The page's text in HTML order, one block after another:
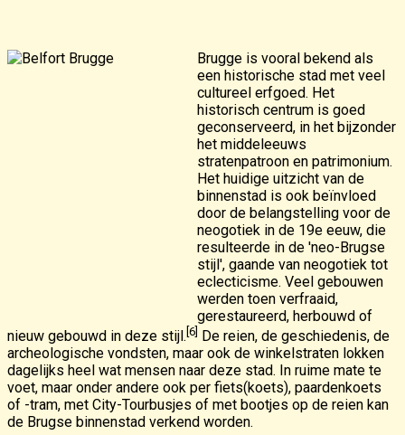
Brugge is vooral bekend als
een historische stad met veel
cultureel erfgoed. Het
historisch centrum is goed
geconserveerd, in het bijzonder
het middeleeuws
stratenpatroon en patrimonium.
Het huidige uitzicht van de
binnenstad is ook beïnvloed
door de belangstelling voor de
neogotiek in de 19e eeuw, die
resulteerde in de 'neo-Brugse
stijl', gaande van neogotiek tot
eclecticisme. Veel gebouwen
werden toen verfraaid,
gerestaureerd, herbouwd of
nieuw gebouwd in deze stijl. [6] De reien, de geschiedenis, de
archeologische vondsten, maar ook de winkelstraten lokken
dagelijks heel wat mensen naar deze stad. In ruime mate te
voet, maar onder andere ook per fiets(koets), paardenkoets
of -tram, met City-Tourbusjes of met bootjes op de reien kan
de Brugse binnenstad verkend worden.